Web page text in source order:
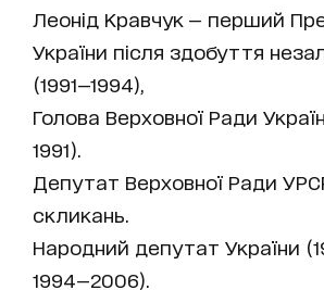
Леонід Кравчук — перший
України після здобуття
(1991—1994),
Голова Верховної Ради
1991).
Депутат Верховної Ради
скликань.
Народний депутат України
1994—2006).